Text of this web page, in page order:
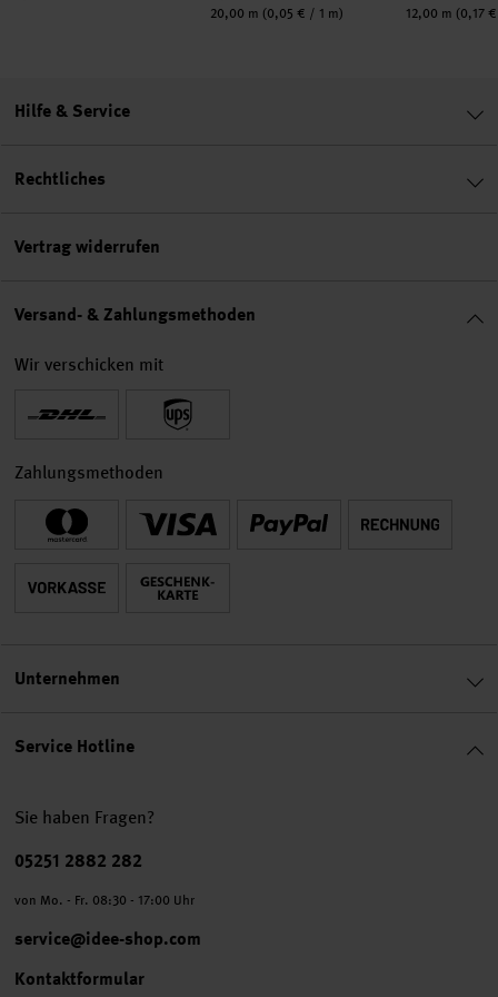
Inhalt:
20,00 m (0,05 € / 1 m) Inhalt:
12,00 m (0,17
Service Hotline
Sie haben Fragen?
Telefonnummer
05251 2882 282
von Mo. - Fr. 08:30 - 17:00 Uhr
service@idee-shop.com
Kontaktformular
Hilfe & Service
Rechtliches
Vertrag widerrufen
Versand- & Zahlungsmethoden
Wir verschicken mit
Zahlungsmethoden
Unternehmen